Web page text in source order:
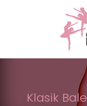
Klasik